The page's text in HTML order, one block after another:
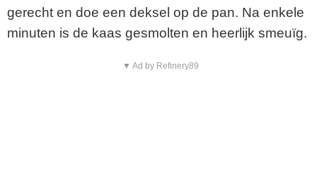
gerecht en doe een deksel op de pan. Na enkele
minuten is de kaas gesmolten en heerlijk smeuïg.
▼ Ad by Refinery89